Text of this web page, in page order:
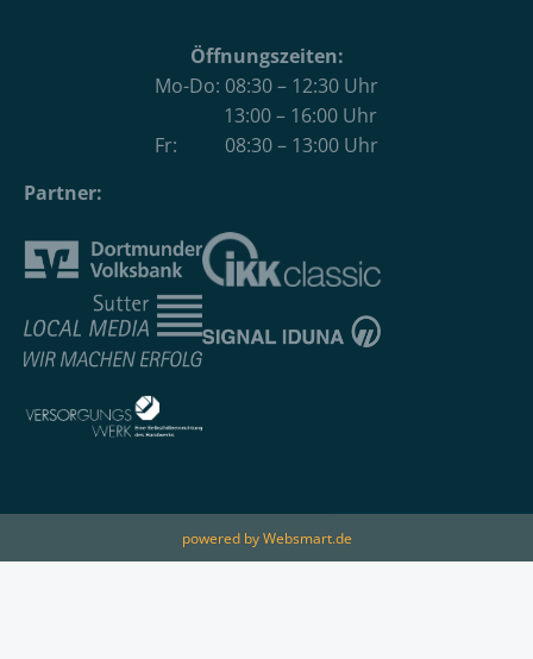
Öffnungszeiten:
Mo-Do: 08:30 – 12:30 Uhr
13:00 – 16:00 Uhr
Fr: 08:30 – 13:00 Uhr
Partner:
powered by Websmart.de